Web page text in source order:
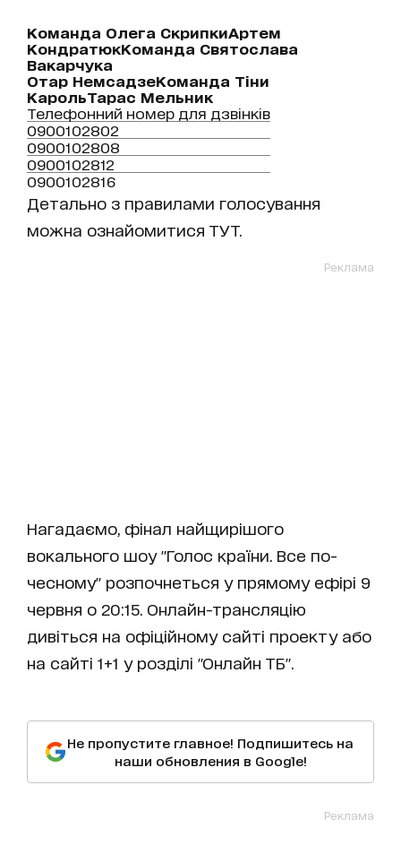
Команда Олега СкрипкиАртем
КондратюкКоманда Святослава
Вакарчука
Отар НемсадзеКоманда Тіни
КарольТарас Мельник
Телефонний номер для дзвінків
0900102802
0900102808
0900102812
0900102816
Детально з правилами голосування
можна ознайомитися ТУТ.
Реклама
Нагадаємо, фінал найщирішого
вокального шоу "Голос країни. Все по-
чесному" розпочнеться у прямому ефірі 9
червня о 20:15. Онлайн-трансляцію
дивіться на офіційному сайті проекту або
на сайті 1+1 у розділі "Онлайн ТБ".
Не пропустите главное! Подпишитесь на
наши обновления в Google!
Реклама